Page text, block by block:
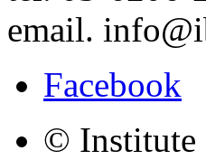
email.
Facebook
© Institute